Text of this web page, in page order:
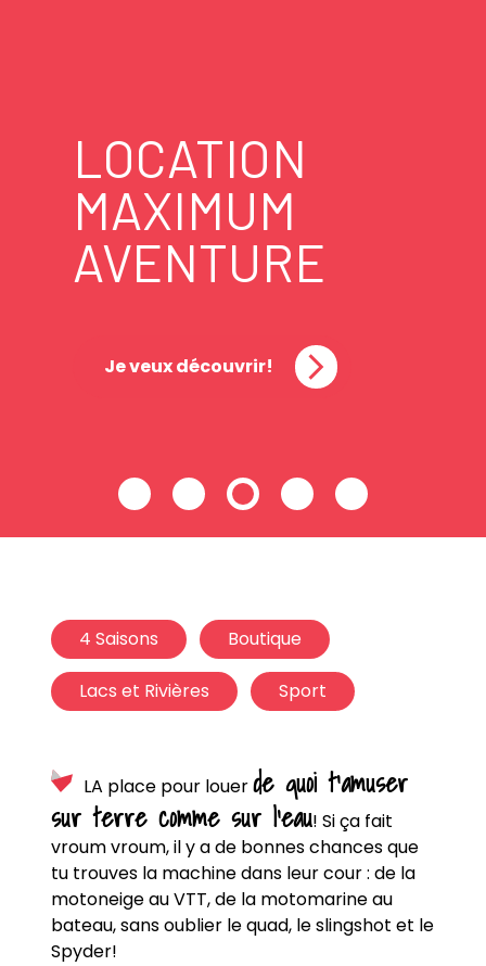
LOCATION
MAXIMUM
AVENTURE
Je veux découvrir!
4 Saisons Boutique
Lacs et Rivières Sport
LA place pour louerde quoi t’amuser
sur terre comme sur l’eau! Si ça fait
vroum vroum, il y a de bonnes chances que
tu trouves la machine dans leur cour : de la
motoneige au VTT, de la motomarine au
bateau, sans oublier le quad, le slingshot et le
Spyder!